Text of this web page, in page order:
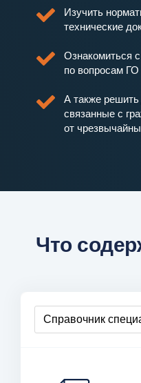
Изучить
технические
Ознакомиться
по вопросам
А также решить
связанные с
от
Что